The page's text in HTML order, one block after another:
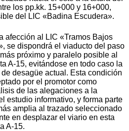
los pp.kk. 15+000 y 16+000,
del LIC «Badina Escudera».
al LIC «Tramos Bajos
se dispondrá el viaducto del paso
próximo y paralelo posible al
A-15, evitándose en todo caso la
desagüe actual. Esta condición
por el promotor como
de las alegaciones a la
estudio informativo, y forma parte
amplia al trazado seleccionado
en desplazar el viario en esta
A-15.